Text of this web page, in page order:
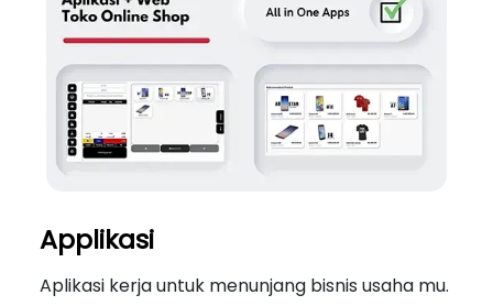
Applikasi
Aplikasi kerja untuk menunjang bisnis usaha mu.